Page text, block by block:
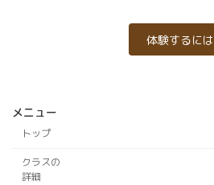
体験するには
メニュー
トップ
クラスの
詳細